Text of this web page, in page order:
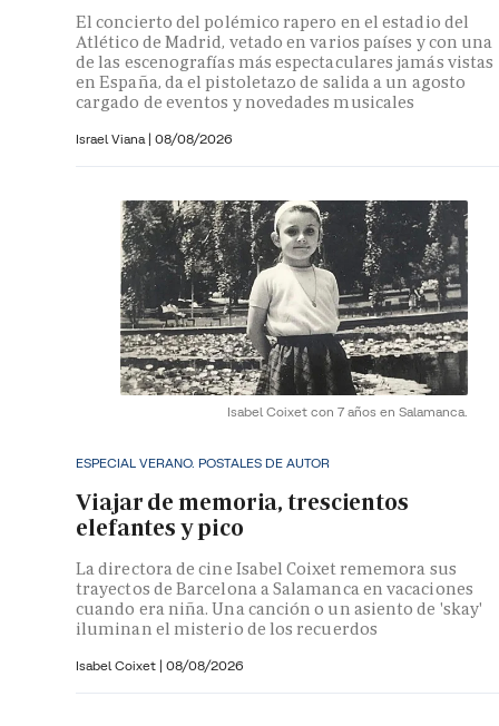
El concierto del polémico rapero en el estadio del
Atlético de Madrid, vetado en varios países y con una
de las escenografías más espectaculares jamás vistas
en España, da el pistoletazo de salida a un agosto
cargado de eventos y novedades musicales
Israel Viana | 08/08/2026
Isabel Coixet con 7 años en Salamanca.
ESPECIAL VERANO. POSTALES DE AUTOR
Viajar de memoria, trescientos
elefantes y pico
La directora de cine Isabel Coixet rememora sus
trayectos de Barcelona a Salamanca en vacaciones
cuando era niña. Una canción o un asiento de 'skay'
iluminan el misterio de los recuerdos
Isabel Coixet | 08/08/2026